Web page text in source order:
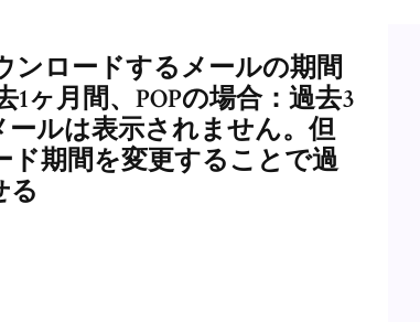
ンロードするメールの期間
ヶ月間、POPの場合：過去3
ルは表示されません。但
ド期間を変更することで過
る